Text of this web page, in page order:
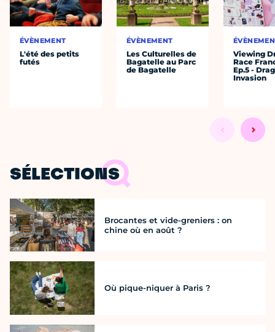
ÉVÈNEMENT
L'été des petits
futés
ÉVÈNEMENT
Les Culturelles de
Bagatelle au Parc
de Bagatelle
Viewing
Race
Ep.5 - Drag
Invasion
SÉLECTIONS
Brocantes et vide-greniers : on
chine où en août ?
Où pique-niquer à Paris ?